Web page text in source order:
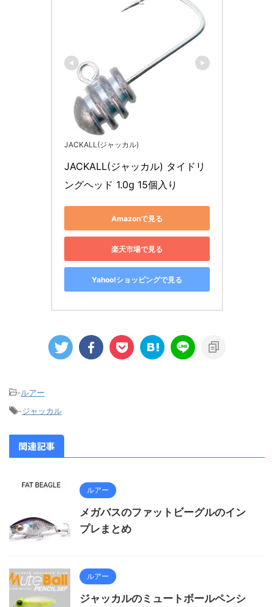
JACKALL(ジャッカル)
JACKALL(ジャッカル) タイドリ
ングヘッド 1.0g 15個入り
Amazonで見る
楽天市場で見る
Yahoo!ショッピングで見る
-ルアー
-ジャッカル
関連記事
ルアー
メガバスのファットビーグルのイン
プレまとめ
ルアー
ジャッカルのミュートボールペンシ